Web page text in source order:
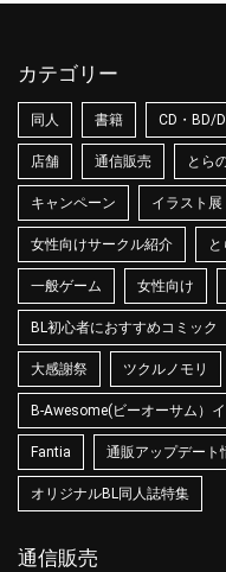
カテゴリー
同人 書籍 CD・BD/
店舗 通信販売 とら
キャンペーン イラスト展
女性向けサークル紹介
一般ゲーム 女性向け
BL初心者におすすめコミック
大感謝祭 ツクルノモリ
B-Awesome(ビーオーサム）
Fantia 通販アップデート
オリジナルBL同人誌特集
通信販売